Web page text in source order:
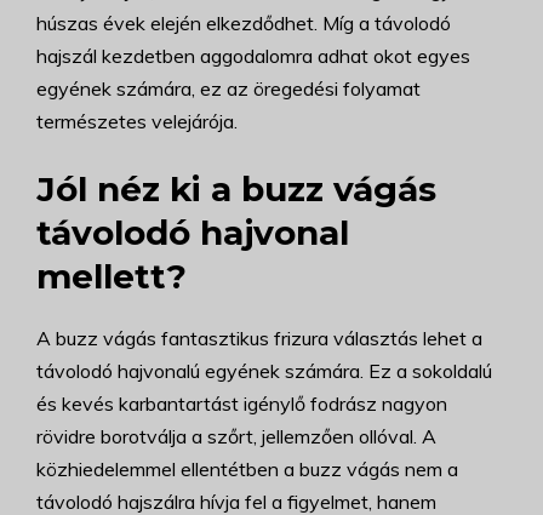
húszas évek elején elkezdődhet. Míg a távolodó
hajszál kezdetben aggodalomra adhat okot egyes
egyének számára, ez az öregedési folyamat
természetes velejárója.
Jól néz ki a buzz vágás
távolodó hajvonal
mellett?
A buzz vágás fantasztikus frizura választás lehet a
távolodó hajvonalú egyének számára. Ez a sokoldalú
és kevés karbantartást igénylő fodrász nagyon
rövidre borotválja a szőrt, jellemzően ollóval. A
közhiedelemmel ellentétben a buzz vágás nem a
távolodó hajszálra hívja fel a figyelmet, hanem